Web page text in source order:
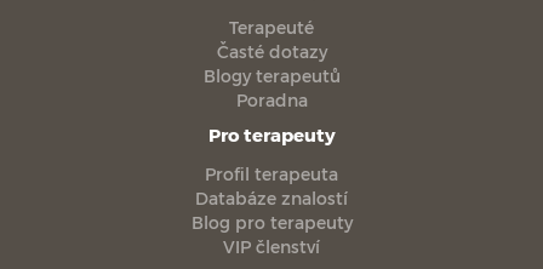
Terapeuté
Časté dotazy
Blogy terapeutů
Poradna
Pro terapeuty
Profil terapeuta
Databáze znalostí
Blog pro terapeuty
VIP členství